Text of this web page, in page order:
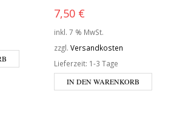
7,50 €
inkl. 7 % MwSt.
zzgl. Versandkosten
Lieferzeit: 1-3 Tage
IN DEN WARENKORB